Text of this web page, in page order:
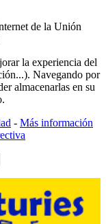
de la Unión
la experiencia del
Navegando por
almacenarlas en su
- Más información